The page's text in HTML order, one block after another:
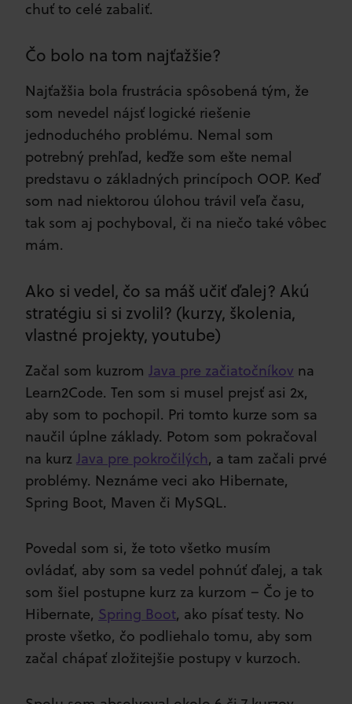
chuť to celé zabaliť.
Čo bolo na tom najťažšie?
Najťažšia bola frustrácia spôsobená tým, že
som nevedel nájsť logické riešenie
jednoduchého problému. Nemal som
potrebný prehľad, keďže som ešte nemal
predstavu o základných princípoch OOP. Keď
som nad niektorou úlohou trávil veľa času,
tak som aj pochyboval, či na niečo také vôbec
mám.
Ako si vedel, čo sa máš učiť ďalej? Akú
stratégiu si si zvolil? (kurzy, školenia,
vlastné projekty, youtube)
Začal som kuzrom Java pre začiatočníkov na
Learn2Code. Ten som si musel prejsť asi 2x,
aby som to pochopil. Pri tomto kurze som sa
naučil úplne základy. Potom som pokračoval
na kurz Java pre pokročilých, a tam začali prvé
problémy. Neznáme veci ako Hibernate,
Spring Boot, Maven či MySQL.
Povedal som si, že toto všetko musím
ovládať, aby som sa vedel pohnúť ďalej, a tak
som šiel postupne kurz za kurzom – Čo je to
Hibernate, Spring Boot, ako písať testy. No
proste všetko, čo podliehalo tomu, aby som
začal chápať zložitejšie postupy v kurzoch.